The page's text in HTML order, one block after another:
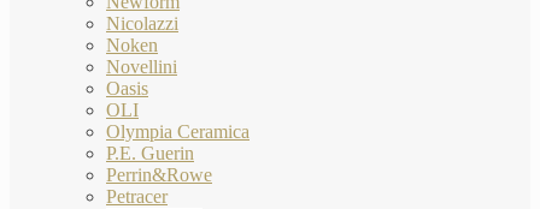
Nicolazzi
Noken
Novellini
Oasis
OLI
Olympia Ceramica
P.E. Guerin
Perrin&Rowe
Petracer